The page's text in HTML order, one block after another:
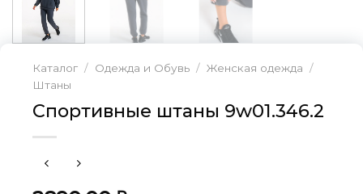
Каталог / Одежда и Обувь / Женская одежда /
Штаны
Спортивные штаны 9w01.346.2